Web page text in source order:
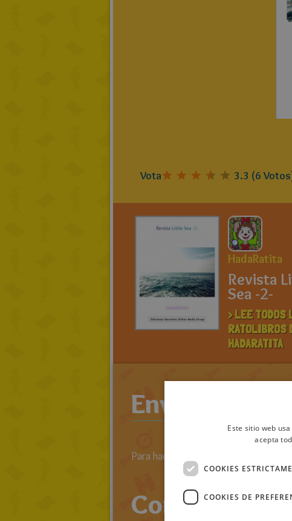
Vota 3.3 (6
HadaRatita
Revista
Sea -2-
> LEE TODOS
RATOLIBROS
HADARATITA
Enviar
Para hacer comentarios primero
Comentarios
Este sitio web
acepta
COOKIES
COOKIES DE